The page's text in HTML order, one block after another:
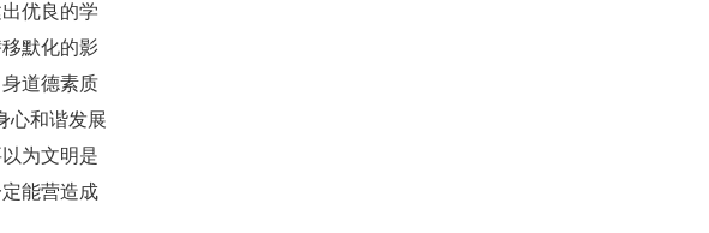
优良的学
默化的影
道德素质
心和谐发展
为文明是
能营造成